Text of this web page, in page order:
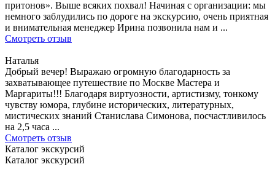
притонов». Выше всяких похвал! Начиная с организации: мы
немного заблудились по дороге на экскурсию, очень приятная
и внимательная менеджер Ирина позвонила нам и ...
Смотреть отзыв
Наталья
Добрый вечер! Выражаю огромную благодарность за
захватывающее путешествие по Москве Мастера и
Маргариты!!! Благодаря виртуозности, артистизму, тонкому
чувству юмора, глубине исторических, литературных,
мистических знаний Станислава Симонова, посчастливилось
на 2,5 часа ...
Смотреть отзыв
Каталог экскурсий
Каталог экскурсий